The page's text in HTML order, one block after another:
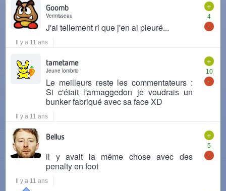
+
4
-
Goomb
Vermisseau
J'ai tellement ri que j'en ai pleuré...
Il y a 11 ans
+
10
-
tametame
Jeune lombric
Le meilleurs reste les commentateurs :
Si c'était l'armaggedon je voudrais un
bunker fabriqué avec sa face XD
Il y a 11 ans
+
5
-
Bellus
il y avait la même chose avec des
penalty en foot
Il y a 11 ans